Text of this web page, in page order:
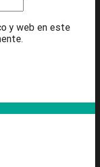
y web en este